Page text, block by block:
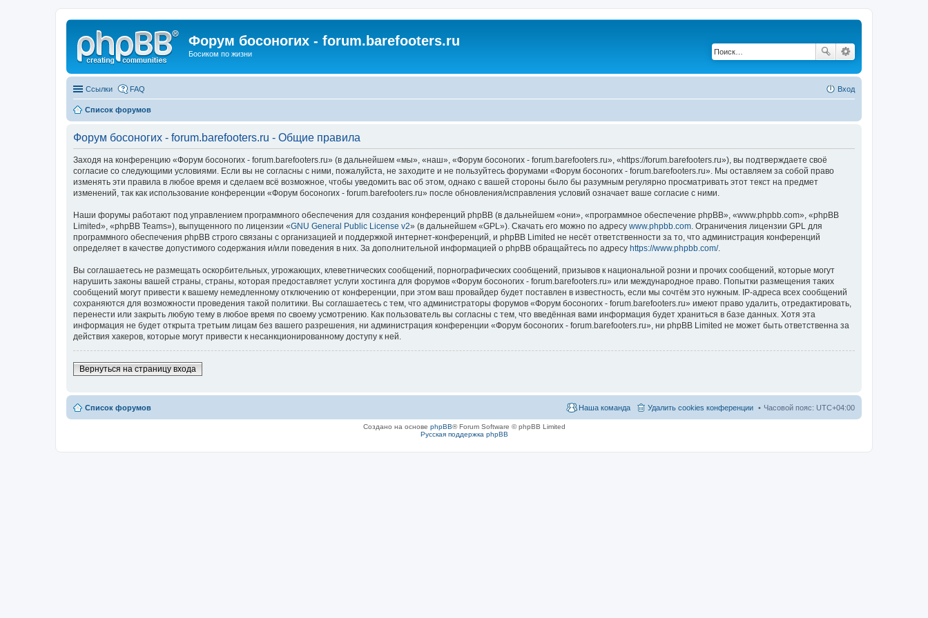
Форум босоногих - forum.barefooters.ru
Босиком по жизни
Ссылки FAQ Вход
Список форумов
Форум босоногих - forum.barefooters.ru - Общие правила
Заходя на конференцию «Форум босоногих - forum.barefooters.ru» (в дальнейшем «мы», «наш», «Форум босоногих - forum.barefooters.ru», «https://forum.barefooters.ru»), вы подтверждаете своё
согласие со следующими условиями. Если вы не согласны с ними, пожалуйста, не заходите и не пользуйтесь форумами «Форум босоногих - forum.barefooters.ru». Мы оставляем за собой право
изменять эти правила в любое время и сделаем всё возможное, чтобы уведомить вас об этом, однако с вашей стороны было бы разумным регулярно просматривать этот текст на предмет
изменений, так как использование конференции «Форум босоногих - forum.barefooters.ru» после обновления/исправления условий означает ваше согласие с ними.
Наши форумы работают под управлением программного обеспечения для создания конференций phpBB (в дальнейшем «они», «программное обеспечение phpBB», «www.phpbb.com», «phpBB
Limited», «phpBB Teams»), выпущенного по лицензии «GNU General Public License v2» (в дальнейшем «GPL»). Скачать его можно по адресу www.phpbb.com . Ограничения лицензии GPL для
программного обеспечения phpBB строго связаны с организацией и поддержкой интернет-конференций, и phpBB Limited не несёт ответственности за то, что администрация конференций
определяет в качестве допустимого содержания и/или поведения в них. За дополнительной информацией о phpBB обращайтесь по адресу https://www.phpbb.com/.
Вы соглашаетесь не размещать оскорбительных, угрожающих, клеветнических сообщений, порнографических сообщений, призывов к национальной розни и прочих сообщений, которые могут
нарушить законы вашей страны, страны, которая предоставляет услуги хостинга для форумов «Форум босоногих - forum.barefooters.ru» или международное право. Попытки размещения таких
сообщений могут привести к вашему немедленному отключению от конференции, при этом ваш провайдер будет поставлен в известность, если мы сочтём это нужным. IP-адреса всех сообщений
сохраняются для возможности проведения такой политики. Вы соглашаетесь с тем, что администраторы форумов «Форум босоногих - forum.barefooters.ru» имеют право удалить, отредактировать,
перенести или закрыть любую тему в любое время по своему усмотрению. Как пользователь вы согласны с тем, что введённая вами информация будет храниться в базе данных. Хотя эта
информация не будет открыта третьим лицам без вашего разрешения, ни администрация конференции «Форум босоногих - forum.barefooters.ru», ни phpBB Limited не может быть ответственна за
действия хакеров, которые могут привести к несанкционированному доступу к ней.
Вернуться на страницу входа
Список форумов Часовой пояс: UTC+04:00
Удалить cookies конференции
Наша команда
Создано на основе phpBB® Forum Software © phpBB Limited
Русская поддержка phpBB